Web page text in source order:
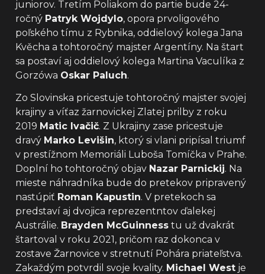
juniorov. Tretím Poliakom do partie bude 24-
ročný Patryk Wojdylo, opora prvoligového
poľského tímu z Rybnika, oddielový kolega Jana
Kvěcha a tohtoročný majster Argentíny. Na štart
sa postaví aj oddielový kolega Martina Vaculíka z
Gorzówa Oskar Paluch.
Zo Slovinska pricestuje tohtoročný majster svojej
krajiny a víťaz žarnovickej Zlatej prilby z roku
2019 Matic Ivačič. Z Ukrajiny zase pricestuje
dravý Marko Levišin, ktorý si vlani pripísal triumf
v prestížnom Memoriáli Luboša Tomíčka v Prahe.
Doplní ho tohtoročný objav Nazar Parnickij. Na
mieste náhradníka bude do pretekov pripravený
nastúpiť Roman Kapustin. V pretekoch sa
predstaví aj dvojica reprezentntov ďalekej
Austrálie. Brayden McGuinness tu už dvakrát
štartoval v roku 2021, pričom raz dokonca v
zostave Žarnovice v stretnutí Pohára priateľstva.
Zakaždým potvrdil svoje kvality. Michael West je